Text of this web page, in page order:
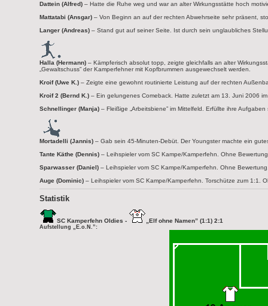
Dattein (Alfred) – Hatte die Ruhe weg und war an alter Wirkungsstätte hoch
Mattatabi (Ansgar) – Von Beginn an auf der rechten Abwehrseite sehr präsent,
Langer (Andreas) – Stand gut auf seiner Seite. Ist durch sein unglaubliches
Halla (Hermann) – Kämpferisch absolut topp, zeigte gleichfalls an alter
„Gewaltschuss” der Kamperfehner mit Kopfbrummen ausgewechselt werden.
Kroif (Uwe K.) – Zeigte eine gewohnt routinierte Leistung auf der rechten
Kroif 2 (Bernd K.) – Ein gelungenes Comeback. Hatte zuletzt am 13. Juni 2006 im
Schnellinger (Manja) – Fleißige „Arbeitsbiene” im Mittelfeld. Erfüllte ihre
Mortadelli (Jannis) – Gab sein 45-Minuten-Debüt. Der Youngster machte ein
Tante Käthe (Dennis) – Leihspieler vom SC Kampe/Kamperfehn. Ohne
Sparwasser (Daniel) – Leihspieler vom SC Kampe/Kamperfehn. Ohne
Auge (Dominic) – Leihspieler vom SC Kampe/Kamperfehn. Torschütze zum 1:1.
Statistik
SC Kamperfehn Oldies - „Elf ohne Namen” (1:1) 2:1
Aufstellung „E.o.N.”: